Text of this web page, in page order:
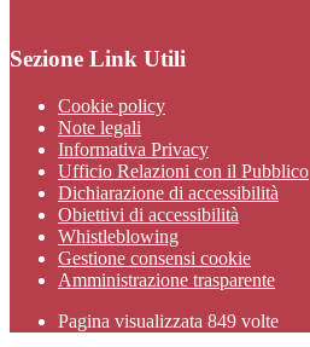
Sezione Link Utili
Cookie policy
Note legali
Informativa Privacy
Ufficio Relazioni con il Pubblico
Dichiarazione di accessibilità
Obiettivi di accessibilità
Whistleblowing
Gestione consensi cookie
Amministrazione trasparente
Pagina visualizzata 849 volte